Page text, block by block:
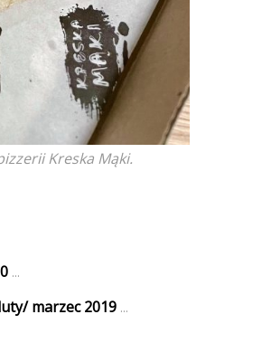
Kreska Mąki.
...
marzec 2019 ...